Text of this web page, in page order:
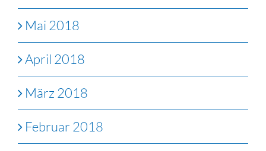
Mai 2018
April 2018
März 2018
Februar 2018